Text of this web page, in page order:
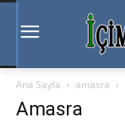
Ana Sayfa amasra
Amasra